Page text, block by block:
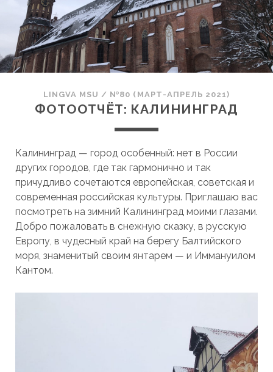
LINGVA MSU / №80 (МАРТ-АПРЕЛЬ 2021)
ФОТООТЧЁТ: КАЛИНИНГРАД
Калининград — город особенный: нет в России
других городов, где так гармонично и так
причудливо сочетаются европейская, советская и
современная российская культуры. Приглашаю вас
посмотреть на зимний Калининград моими глазами.
Добро пожаловать в снежную сказку, в русскую
Европу, в чудесный край на берегу Балтийского
моря, знаменитый своим янтарем — и Иммануилом
Кантом.